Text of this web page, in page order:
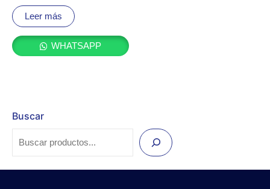
Buscar
Valorado
con
0
de
Leer más
WHATSAPP